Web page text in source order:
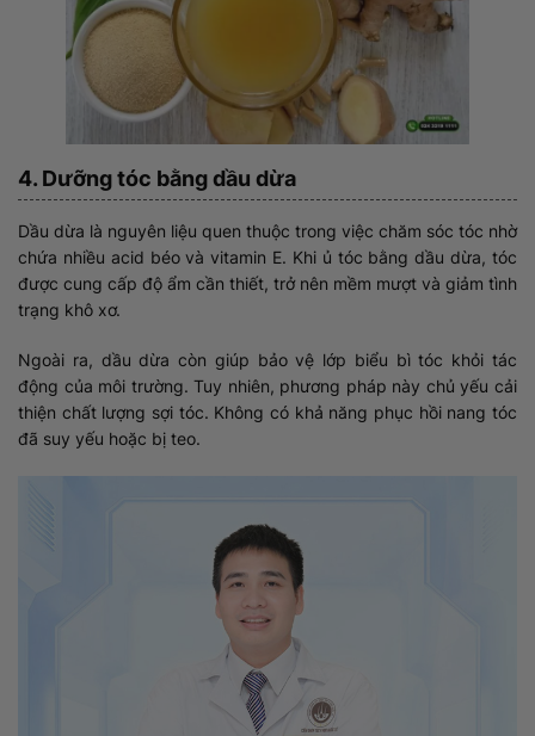
4. Dưỡng tóc bằng dầu dừa
Dầu dừa là nguyên liệu quen thuộc trong việc chăm sóc tóc nhờ
chứa nhiều acid béo và vitamin E. Khi ủ tóc bằng dầu dừa, tóc
được cung cấp độ ẩm cần thiết, trở nên mềm mượt và giảm tình
trạng khô xơ.
Ngoài ra, dầu dừa còn giúp bảo vệ lớp biểu bì tóc khỏi tác
động của môi trường. Tuy nhiên, phương pháp này chủ yếu cải
thiện chất lượng sợi tóc. Không có khả năng phục hồi nang tóc
đã suy yếu hoặc bị teo.